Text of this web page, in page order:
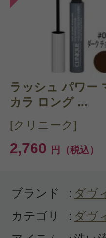
感じた効能：
購入品：オイ ミ
カラーで固くご
とりと整えてく
愛用しています。
ラッシュ パワー
カラ ロング ...
[クリニーク]
2,760 円（税込）
ブランド : ダヴ
カテゴリ
: ダヴ